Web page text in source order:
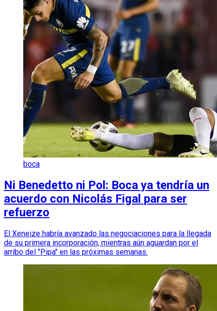
boca
Ni Benedetto ni Pol: Boca ya tendría un
acuerdo con Nicolás Figal para ser
refuerzo
El Xeneize habría avanzado las negociaciones para la llegada
de su primera incorporación, mientras aún aguardan por el
arribo del "Pipa" en las próximas semanas.